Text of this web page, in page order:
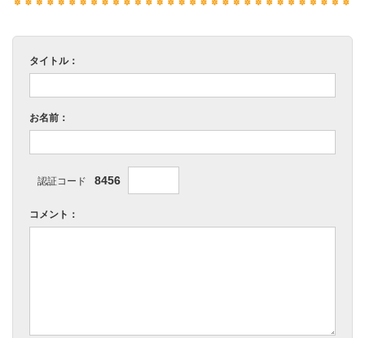
タイトル：
お名前：
認証コード 8456
コメント：